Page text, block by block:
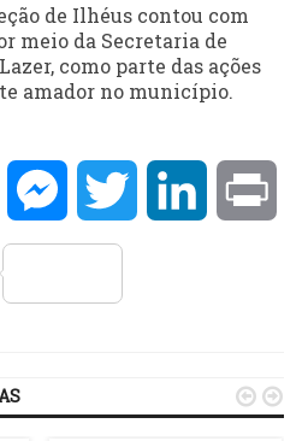
de Ilhéus contou com
meio da Secretaria de
como parte das ações
amador no município.
TelegramMessengerTwitter LinkedIn
Compartilhar
 